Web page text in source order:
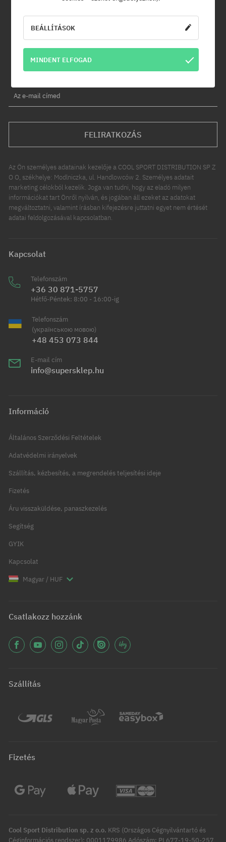
Hírlevél
Az e-mail címed
FELIRATKOZÁS
Az Ön személyes adatainak kezelője a COOL SPORT DISTRIBUTION SP Z
O O, székhelye: Modlniczka, ul. Handlowców 2. Személyes adatait
marketing célokból kezelik. Joga van tudni, hogy az eladó milyen
információkat tart Önről nyilván, és jogában áll ezeket az adatokat
megváltoztatni, valamint írásban kifejezésre juttatni egyet nem értését
adatai feldolgozásával kapcsolatban.
Kapcsolat
Telefonszám
+36 30 871-5757
Hétfő-Péntek: 8:00 - 16:00-ig
Telefonszám
(українською мовою)
+48 453 073 844
E-mail cím
info@supersklep.hu
Információ
Általános Szerződési Feltételek
Adatvédelmi irányelvek
Szállítás, kézbesítés, a megrendelés teljesítési ideje
Fizetés
Áru visszaküldése, panaszkezelés
Segítség
GYIK
Kapcsolat
Magyar / HUF
Csatlakozz hozzánk
Szállítás
Fizetés
Cool Sport Distribution sp. z o.o. KRS (Országos Cégnyilvántartó és
Céginformációs rendszer): 0001179986 Adószám: PL677-19-50-257
BEÁLLÍTÁSOK
MINDENT ELFOGAD